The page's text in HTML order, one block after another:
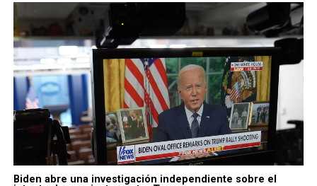
Biden abre una investigación independiente sobre el